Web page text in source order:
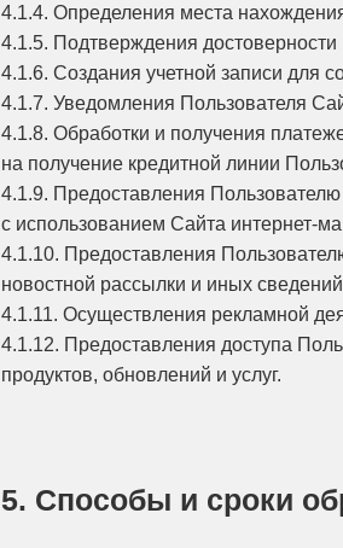
4.1.4. Определения места
4.1.5. Подтверждения
4.1.6. Создания учетной записи для
4.1.7. Уведомления Пользователя
4.1.8. Обработки и получения
на получение кредитной линии
4.1.9. Предоставления
с использованием Сайта интернет-
4.1.10. Предоставления
новостной рассылки и иных
4.1.11. Осуществления рекламной
4.1.12. Предоставления доступа
продуктов, обновлений и услуг.
5. Способы и сроки